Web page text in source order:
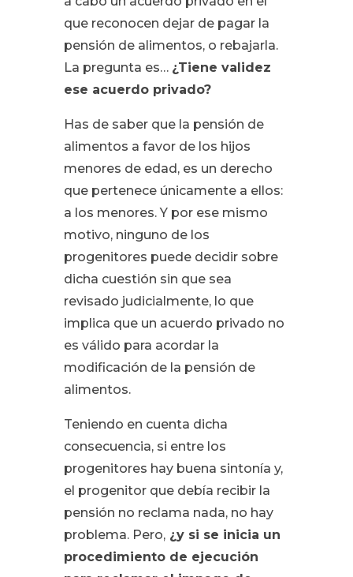
que reconocen dejar de pagar la
pensión de alimentos, o rebajarla.
La pregunta es… ¿Tiene validez
ese acuerdo privado?
Has de saber que la pensión de
alimentos a favor de los hijos
menores de edad, es un derecho
que pertenece únicamente a ellos:
a los menores. Y por ese mismo
motivo, ninguno de los
progenitores puede decidir sobre
dicha cuestión sin que sea
revisado judicialmente, lo que
implica que un acuerdo privado no
es válido para acordar la
modificación de la pensión de
alimentos.
Teniendo en cuenta dicha
consecuencia, si entre los
progenitores hay buena sintonía y,
el progenitor que debía recibir la
pensión no reclama nada, no hay
problema. Pero,¿y si se inicia un
procedimiento de ejecución